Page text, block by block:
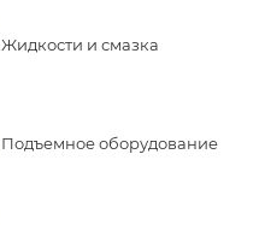
Жидкости и смазка
Подъемное оборудование